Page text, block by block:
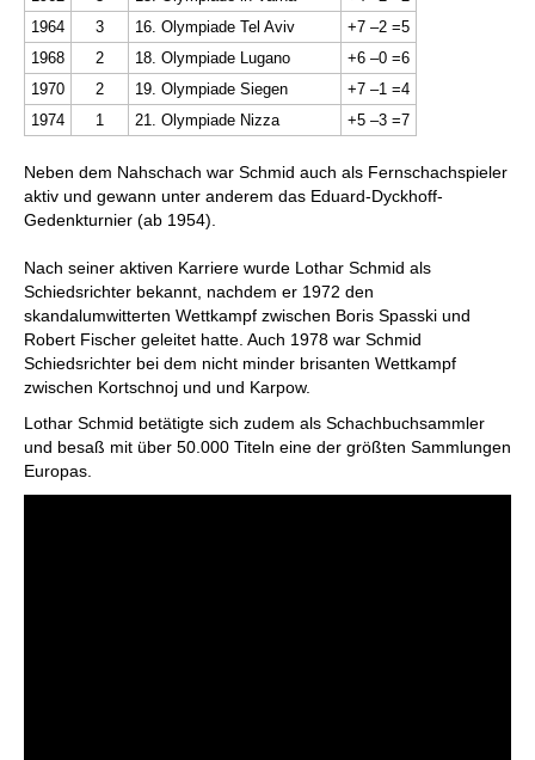
1964
3 16. Olympiade Tel Aviv
+7 –2 =5
1968
2 18. Olympiade Lugano
+6 –0 =6
1970
2 19. Olympiade Siegen
+7 –1 =4
1974
1 21. Olympiade Nizza +5 –3 =7
Neben dem Nahschach war Schmid auch als Fernschachspieler
aktiv und gewann unter anderem das Eduard-Dyckhoff-
Gedenkturnier (ab 1954).
Nach seiner aktiven Karriere wurde Lothar Schmid als
Schiedsrichter bekannt, nachdem er 1972 den
skandalumwitterten Wettkampf zwischen Boris Spasski und
Robert Fischer geleitet hatte. Auch 1978 war Schmid
Schiedsrichter bei dem nicht minder brisanten Wettkampf
zwischen Kortschnoj und und Karpow.
Lothar Schmid betätigte sich zudem als Schachbuchsammler
und besaß mit über 50.000 Titeln eine der größten Sammlungen
Europas.